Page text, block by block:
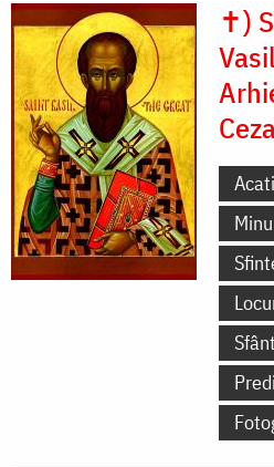
✝)